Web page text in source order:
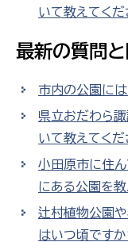
いて教えてくだ
最新の質問
市内の公園には
県立おだわら
いて教えてくだ
小田原市に住ん
にある公園を教
辻村植物公園
はいつ頃です